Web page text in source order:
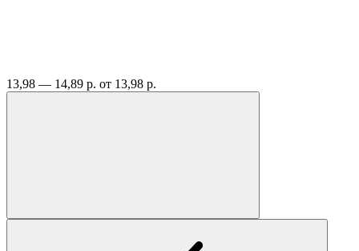
13,98 — 14,89 р. от 13,98 р.